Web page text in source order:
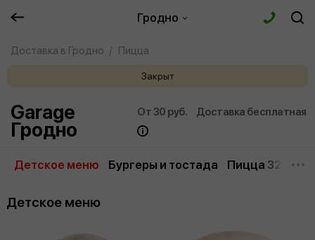
Гродно
Доставка в Гродно Пицца
Закрыт
Garage
Гродно
От 30 руб. Доставка бесплатная
Детское меню Бургеры и тостада Пицца 32 см/
Детское меню